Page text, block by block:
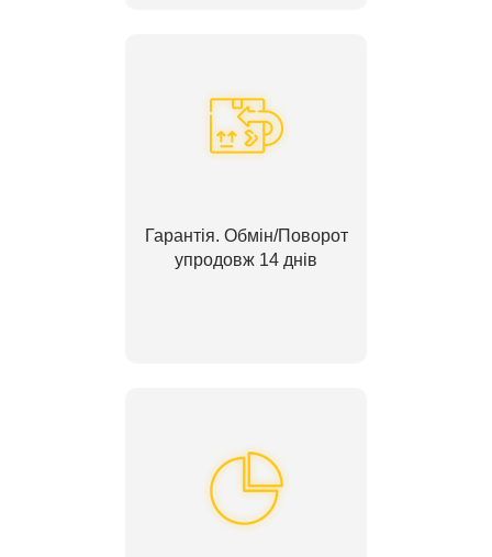
Гарантія. Обмін/Поворот
упродовж 14 днів